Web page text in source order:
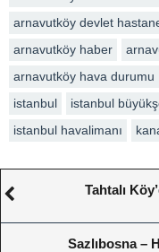
arnavutköy devlet
arnavutköy haber
arnavutköy hava durumu
istanbul
istanbul
istanbul havalimanı
Tahtalı
Sazlıbosna –